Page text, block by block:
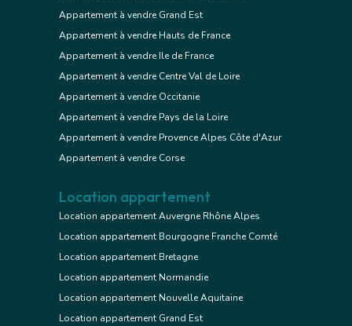
Appartement à vendre Grand Est
Appartement à vendre Hauts de France
Appartement à vendre Ile de France
Appartement à vendre Centre Val de Loire
Appartement à vendre Occitanie
Appartement à vendre Pays de la Loire
Appartement à vendre Provence Alpes Côte d'Azur
Appartement à vendre Corse
Location appartement
Location appartement Auvergne Rhône Alpes
Location appartement Bourgogne Franche Comté
Location appartement Bretagne
Location appartement Normandie
Location appartement Nouvelle Aquitaine
Location appartement Grand Est